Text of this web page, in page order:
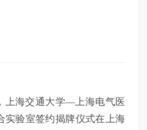
上海交通大学—上海电气医
实验室签约揭牌仪式在上海